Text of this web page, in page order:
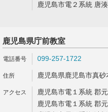
鹿児島市電２系統 唐
鹿児島県庁前教室
099-257-1722
鹿児島県鹿児島市真
鹿児島市電１系統 郡
鹿児島市電１系統 郡